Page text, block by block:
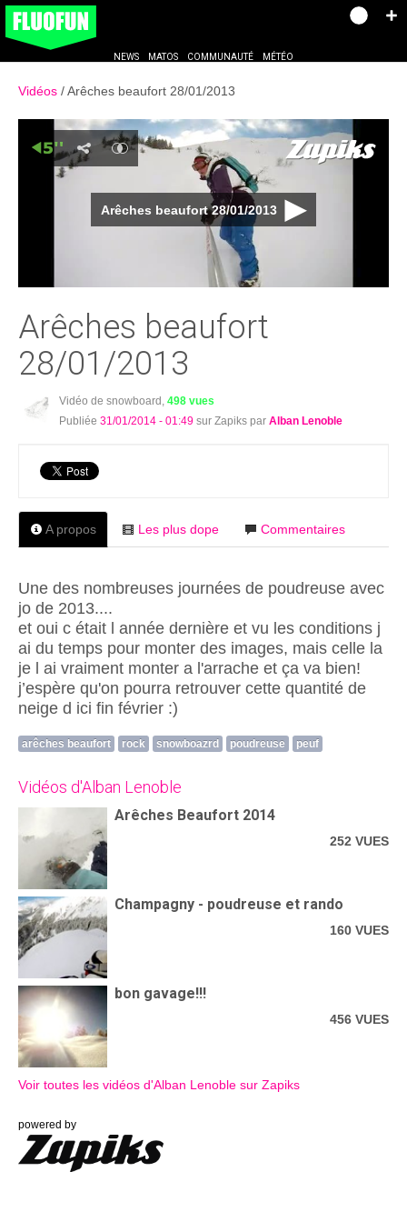
NEWS MATOS COMMUNAUTÉ MÉTÉO
Vidéos Arêches beaufort 28/01/2013
Arêches beaufort 28/01/2013
Arêches beaufort
28/01/2013
Vidéo de snowboard, 498 vues
Publiée 31/01/2014 - 01:49sur Zapiks par Alban Lenoble
A propos Les plus dope Commentaires
Une des nombreuses journées de poudreuse avec
jo de 2013....
et oui c était l année dernière et vu les conditions j
ai du temps pour monter des images, mais celle la
je l ai vraiment monter a l'arrache et ça va bien!
j’espère qu'on pourra retrouver cette quantité de
neige d ici fin février :)
arêches beaufort rock snowboazrd poudreuse peuf
Vidéos d'Alban Lenoble
Arêches Beaufort 2014
252 VUES
Champagny - poudreuse et rando
160 VUES
bon gavage!!!
456 VUES
Voir toutes les vidéos d'Alban Lenoble sur Zapiks
powered by